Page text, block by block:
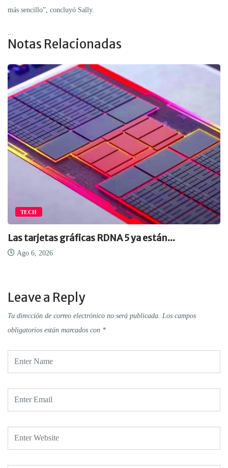
más sencillo”, concluyó Sally.
Notas Relacionadas
TECH
Las tarjetas gráficas RDNA 5 ya están...
Ago 6, 2026
Leave a Reply
Tu dirección de correo electrónico no será publicada. Los campos
obligatorios están marcados con *